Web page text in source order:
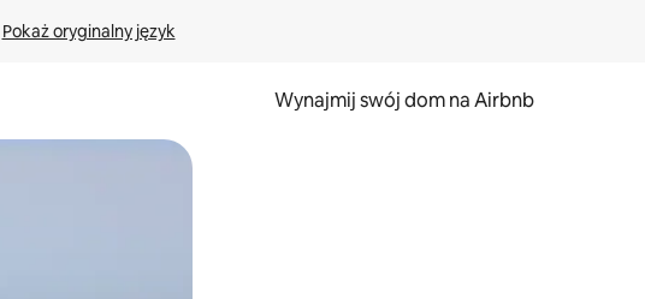
Pokaż oryginalny język
Wynajmij swój dom na Airbnb